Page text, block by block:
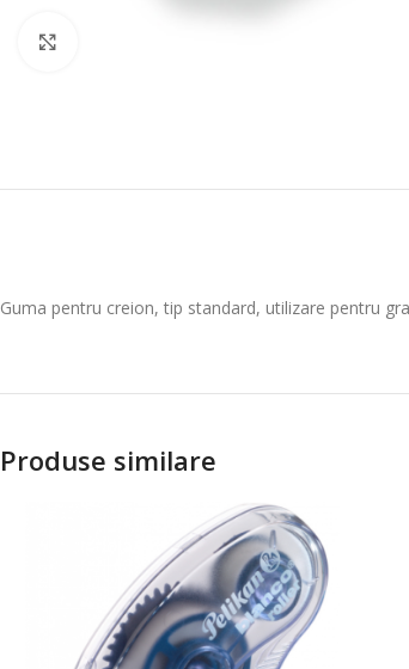
Guma pentru creion, tip standard, utilizare pentru
Produse similare